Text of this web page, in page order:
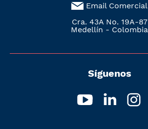
Email Comercial
Cra. 43A No. 19A-87
Medellín - Colombia
Síguenos